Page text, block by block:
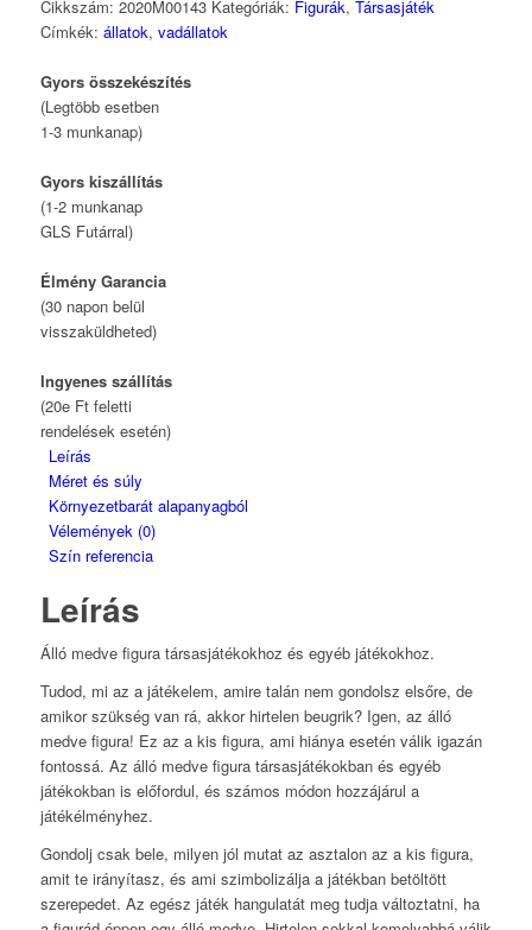
Cikkszám: 2020M00143 Kategóriák: Figurák, Társasjáték
Címkék: állatok, vadállatok
Gyors összekészítés
(Legtöbb esetben
1-3 munkanap)
Gyors kiszállítás
(1-2 munkanap
GLS Futárral)
Élmény Garancia
(30 napon belül
visszaküldheted)
Ingyenes szállítás
(20e Ft feletti
rendelések esetén)
Leírás
Méret és súly
Környezetbarát alapanyagból
Vélemények (0)
Szín referencia
Leírás
Álló medve figura társasjátékokhoz és egyéb játékokhoz.
Tudod, mi az a játékelem, amire talán nem gondolsz elsőre, de
amikor szükség van rá, akkor hirtelen beugrik? Igen, az álló
medve figura! Ez az a kis figura, ami hiánya esetén válik igazán
fontossá. Az álló medve figura társasjátékokban és egyéb
játékokban is előfordul, és számos módon hozzájárul a
játékélményhez.
Gondolj csak bele, milyen jól mutat az asztalon az a kis figura,
amit te irányítasz, és ami szimbolizálja a játékban betöltött
szerepedet. Az egész játék hangulatát meg tudja változtatni, ha